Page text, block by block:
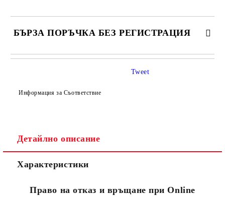
БЪРЗА ПОРЪЧКА БЕЗ РЕГИСТРАЦИЯ
САМО ПОПЪЛНЕТЕ 4 ПОЛЕТА
Съгласен съм сПолитиката за лични данни
Ние ще се свържем с вас в рамките на работния ден.
Информация за Съответствие
Tweet
Детайлно описание
Характеристики
Право на отказ и връщане при Online